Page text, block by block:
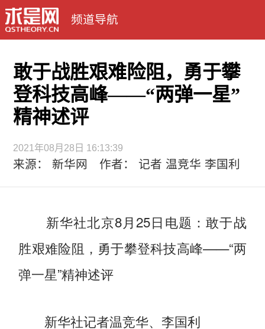
频道导航
敢于战胜艰难险阻，勇于攀
登科技高峰——“两弹一星”
精神述评
2021年08月28日 16:13:39
来源： 新华网 作者： 记者 温竞华 李国利
新华社北京8月25日电题：敢于战
胜艰难险阻，勇于攀登科技高峰——“两
弹一星”精神述评
新华社记者温竞华、李国利